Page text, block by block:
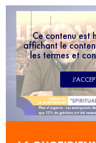
Ce contenu est
affichant le
les termes et